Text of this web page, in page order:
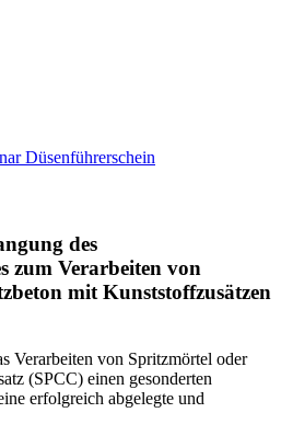
des
zum Verarbeiten von
mit Kunststoffzusätzen
Verarbeiten von Spritzmörtel oder
(SPCC) einen gesonderten
erfolgreich abgelegte und